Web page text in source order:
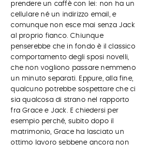
prendere un caffè con lei: non ha un
cellulare né un indirizzo email, e
comunque non esce mai senza Jack
al proprio fianco. Chiunque
penserebbe che in fondo è il classico
comportamento degli sposi novelli,
che non vogliono passare nemmeno
un minuto separati. Eppure, alla fine,
qualcuno potrebbe sospettare che ci
sia qualcosa di strano nel rapporto
fra Grace e Jack. E chiedersi per
esempio perché, subito dopo il
matrimonio, Grace ha lasciato un
ottimo lavoro sebbene ancora non